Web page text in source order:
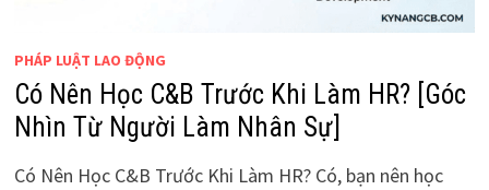
PHÁP LUẬT LAO ĐỘNG
Có Nên Học C&B Trước Khi Làm HR? [Góc
Nhìn Từ Người Làm Nhân Sự]
Có Nên Học C&B Trước Khi Làm HR? Có, bạn nên học